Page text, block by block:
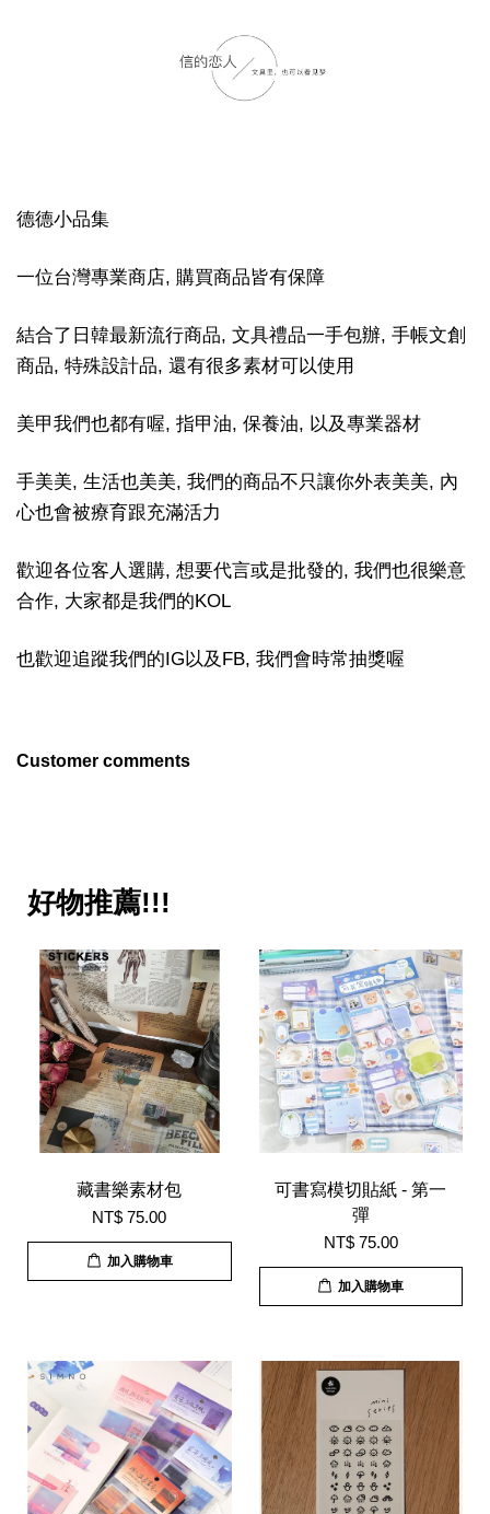
德德小品集
一位台灣專業商店, 購買商品皆有保障
結合了日韓最新流行商品, 文具禮品一手包辦, 手帳文創
商品, 特殊設計品, 還有很多素材可以使用
美甲我們也都有喔, 指甲油, 保養油, 以及專業器材
手美美, 生活也美美, 我們的商品不只讓你外表美美, 內
心也會被療育跟充滿活力
歡迎各位客人選購, 想要代言或是批發的, 我們也很樂意
合作, 大家都是我們的KOL
也歡迎追蹤我們的IG以及FB, 我們會時常抽獎喔
Customer comments
好物推薦!!!
藏書樂素材包
NT$ 75.00
加入購物車
可書寫模切貼紙 - 第一
彈
NT$ 75.00
加入購物車